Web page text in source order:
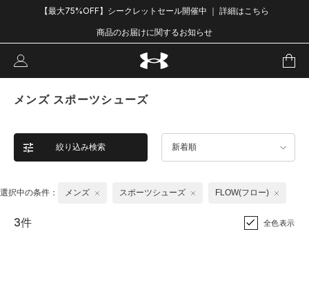
【最大75%OFF】シークレットセール開催中 ｜ 詳細はこちら
商品のお届けに関するお知らせ
メンズ スポーツシューズ
絞り込み検索 新着順
選択中の条件： メンズ スポーツシューズ FLOW(フロー)
3件 全色表示